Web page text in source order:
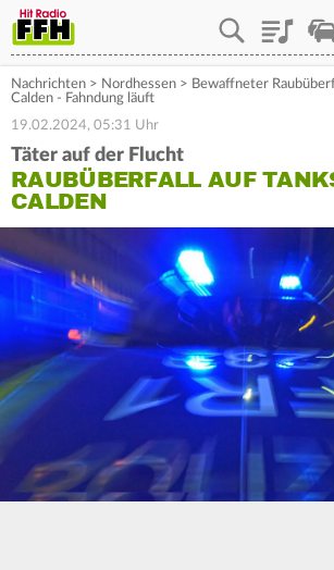
Playlist
Nachrichten > Nordhessen > Bewaffneter
Calden - Fahndung läuft
19.02.2024, 05:31 Uhr
Täter auf der Flucht
RAUBÜBERFALL AUF
CALDEN